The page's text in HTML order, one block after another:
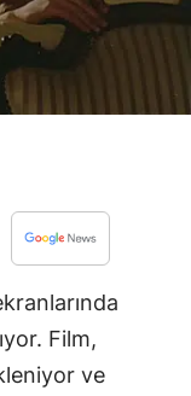
Çanakkale
Diyarbakır
Erzincan
Film,
ve